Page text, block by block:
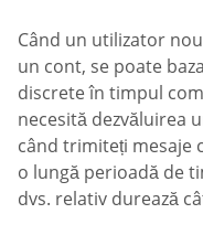
Când un utilizator
un cont, se poate
discrete în timpul
necesită dezvăluirea
când trimiteți mesaje
o lungă perioadă de
dvs. relativ durează